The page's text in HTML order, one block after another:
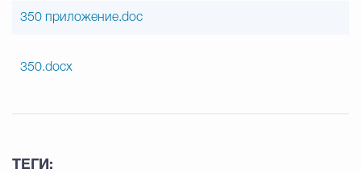
350 приложение.doc
350.docx
ТЕГИ: